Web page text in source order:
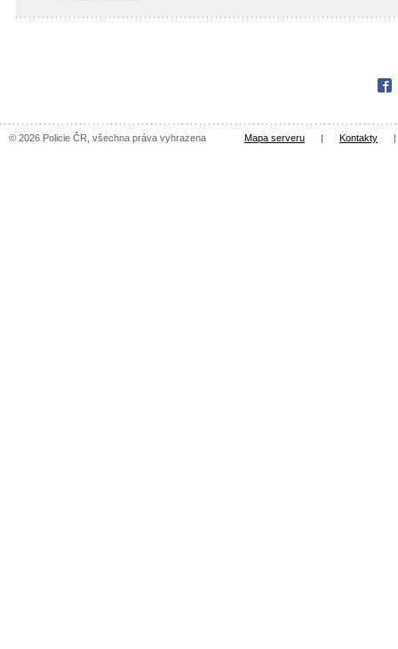
© 2026 Policie ČR, všechna práva vyhrazena Mapa serveru | Kontakty |